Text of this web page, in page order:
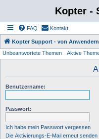
Kopter -
FAQ Kontakt
Kopter Support - von
Unbeantwortete Themen Aktive
Benutzername:
Passwort:
Ich habe mein Passwort vergessen
Die Aktivierungs-E-Mail erneut senden